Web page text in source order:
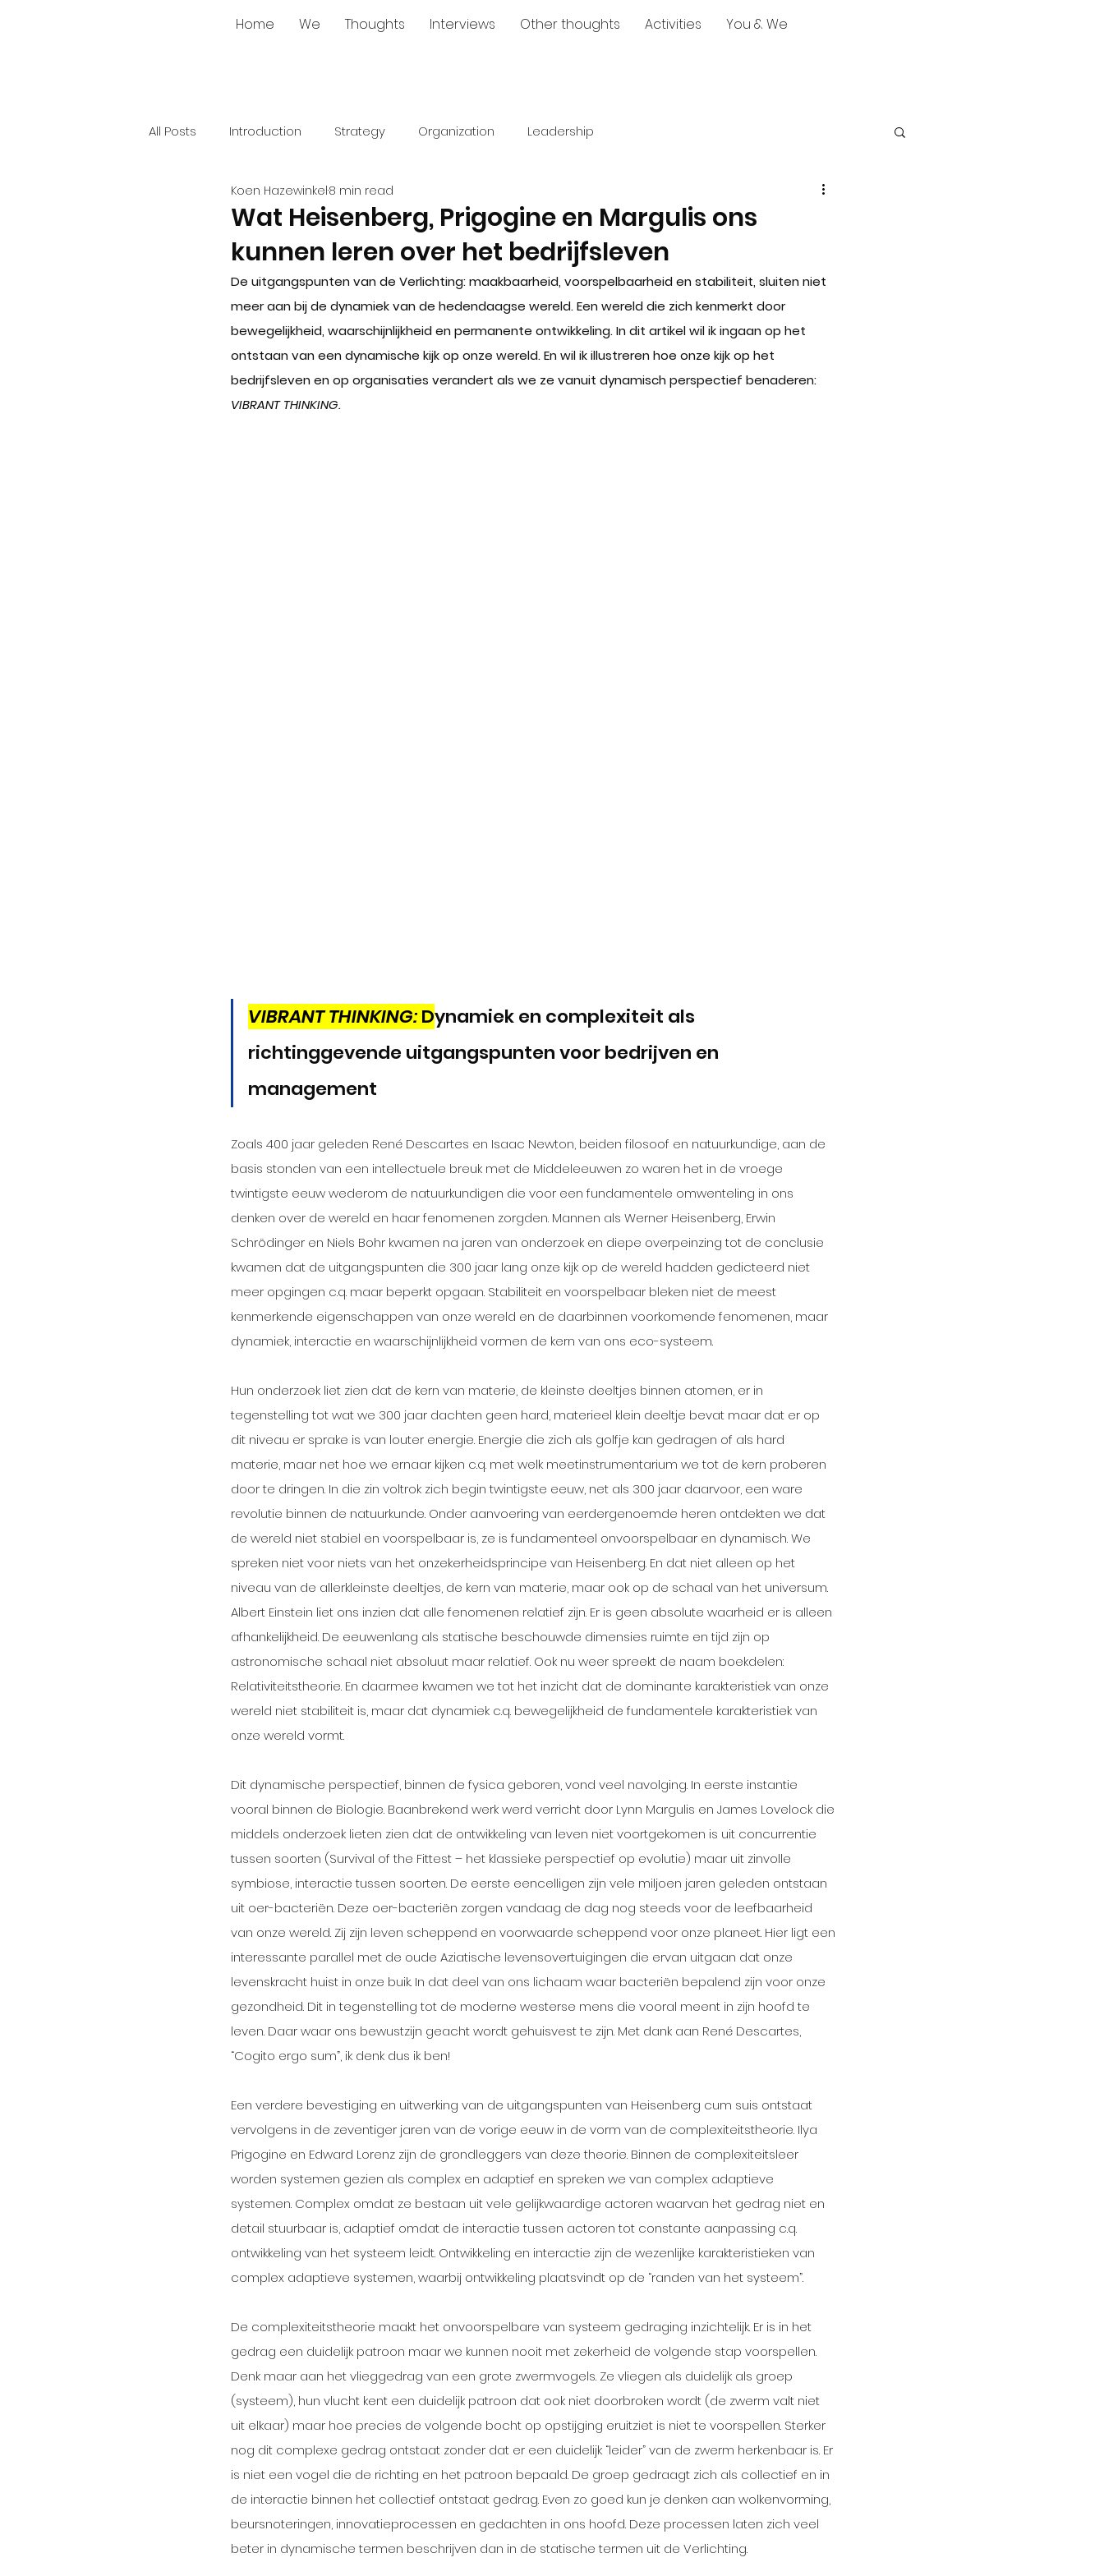
Home We Thoughts Interviews Other thoughts Activities You & We
All Posts Introduction Strategy Organization Leadership
Wat Heisenberg, Prigogine en Margulis ons
kunnen leren over het bedrijfsleven
Koen Hazewinkel8 min read
De uitgangspunten van de Verlichting: maakbaarheid, voorspelbaarheid en stabiliteit, sluiten niet
meer aan bij de dynamiek van de hedendaagse wereld. Een wereld die zich kenmerkt door
bewegelijkheid, waarschijnlijkheid en permanente ontwikkeling. In dit artikel wil ik ingaan op het
ontstaan van een dynamische kijk op onze wereld. En wil ik illustreren hoe onze kijk op het
bedrijfsleven en op organisaties verandert als we ze vanuit dynamisch perspectief benaderen:
VIBRANT THINKING.
VIBRANT THINKING: Dynamiek en complexiteit als
richtinggevende uitgangspunten voor bedrijven en
management
Zoals 400 jaar geleden René Descartes en Isaac Newton, beiden filosoof en natuurkundige, aan de
basis stonden van een intellectuele breuk met de Middeleeuwen zo waren het in de vroege
twintigste eeuw wederom de natuurkundigen die voor een fundamentele omwenteling in ons
denken over de wereld en haar fenomenen zorgden. Mannen als Werner Heisenberg, Erwin
Schrödinger en Niels Bohr kwamen na jaren van onderzoek en diepe overpeinzing tot de conclusie
kwamen dat de uitgangspunten die 300 jaar lang onze kijk op de wereld hadden gedicteerd niet
meer opgingen c.q. maar beperkt opgaan. Stabiliteit en voorspelbaar bleken niet de meest
kenmerkende eigenschappen van onze wereld en de daarbinnen voorkomende fenomenen, maar
dynamiek, interactie en waarschijnlijkheid vormen de kern van ons eco-systeem.
Hun onderzoek liet zien dat de kern van materie, de kleinste deeltjes binnen atomen, er in
tegenstelling tot wat we 300 jaar dachten geen hard, materieel klein deeltje bevat maar dat er op
dit niveau er sprake is van louter energie. Energie die zich als golfje kan gedragen of als hard
materie, maar net hoe we ernaar kijken c.q. met welk meetinstrumentarium we tot de kern proberen
door te dringen. In die zin voltrok zich begin twintigste eeuw, net als 300 jaar daarvoor, een ware
revolutie binnen de natuurkunde. Onder aanvoering van eerdergenoemde heren ontdekten we dat
de wereld niet stabiel en voorspelbaar is, ze is fundamenteel onvoorspelbaar en dynamisch. We
spreken niet voor niets van het onzekerheidsprincipe van Heisenberg. En dat niet alleen op het
niveau van de allerkleinste deeltjes, de kern van materie, maar ook op de schaal van het universum.
Albert Einstein liet ons inzien dat alle fenomenen relatief zijn. Er is geen absolute waarheid er is alleen
afhankelijkheid. De eeuwenlang als statische beschouwde dimensies ruimte en tijd zijn op
astronomische schaal niet absoluut maar relatief. Ook nu weer spreekt de naam boekdelen:
Relativiteitstheorie. En daarmee kwamen we tot het inzicht dat de dominante karakteristiek van onze
wereld niet stabiliteit is, maar dat dynamiek c.q. bewegelijkheid de fundamentele karakteristiek van
onze wereld vormt.
Dit dynamische perspectief, binnen de fysica geboren, vond veel navolging. In eerste instantie
vooral binnen de Biologie. Baanbrekend werk werd verricht door Lynn Margulis en James Lovelock die
middels onderzoek lieten zien dat de ontwikkeling van leven niet voortgekomen is uit concurrentie
tussen soorten (Survival of the Fittest – het klassieke perspectief op evolutie) maar uit zinvolle
symbiose, interactie tussen soorten. De eerste eencelligen zijn vele miljoen jaren geleden ontstaan
uit oer-bacteriën. Deze oer-bacteriën zorgen vandaag de dag nog steeds voor de leefbaarheid
van onze wereld. Zij zijn leven scheppend en voorwaarde scheppend voor onze planeet. Hier ligt een
interessante parallel met de oude Aziatische levensovertuigingen die ervan uitgaan dat onze
levenskracht huist in onze buik. In dat deel van ons lichaam waar bacteriën bepalend zijn voor onze
gezondheid. Dit in tegenstelling tot de moderne westerse mens die vooral meent in zijn hoofd te
leven. Daar waar ons bewustzijn geacht wordt gehuisvest te zijn. Met dank aan René Descartes,
“Cogito ergo sum”, ik denk dus ik ben!
Een verdere bevestiging en uitwerking van de uitgangspunten van Heisenberg cum suis ontstaat
vervolgens in de zeventiger jaren van de vorige eeuw in de vorm van de complexiteitstheorie. Ilya
Prigogine en Edward Lorenz zijn de grondleggers van deze theorie. Binnen de complexiteitsleer
worden systemen gezien als complex en adaptief en spreken we van complex adaptieve
systemen. Complex omdat ze bestaan uit vele gelijkwaardige actoren waarvan het gedrag niet en
detail stuurbaar is, adaptief omdat de interactie tussen actoren tot constante aanpassing c.q.
ontwikkeling van het systeem leidt. Ontwikkeling en interactie zijn de wezenlijke karakteristieken van
complex adaptieve systemen, waarbij ontwikkeling plaatsvindt op de “randen van het systeem”.
De complexiteitstheorie maakt het onvoorspelbare van systeem gedraging inzichtelijk. Er is in het
gedrag een duidelijk patroon maar we kunnen nooit met zekerheid de volgende stap voorspellen.
Denk maar aan het vlieggedrag van een grote zwermvogels. Ze vliegen als duidelijk als groep
(systeem), hun vlucht kent een duidelijk patroon dat ook niet doorbroken wordt (de zwerm valt niet
uit elkaar) maar hoe precies de volgende bocht op opstijging eruitziet is niet te voorspellen. Sterker
nog dit complexe gedrag ontstaat zonder dat er een duidelijk “leider” van de zwerm herkenbaar is. Er
is niet een vogel die de richting en het patroon bepaald. De groep gedraagt zich als collectief en in
de interactie binnen het collectief ontstaat gedrag. Even zo goed kun je denken aan wolkenvorming,
beursnoteringen, innovatieprocessen en gedachten in ons hoofd. Deze processen laten zich veel
beter in dynamische termen beschrijven dan in de statische termen uit de Verlichting.